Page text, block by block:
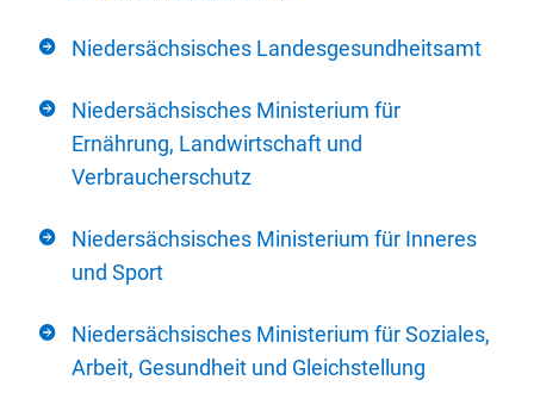
Niedersächsisches Landesgesundheitsamt
Niedersächsisches Ministerium für
Ernährung, Landwirtschaft und
Verbraucherschutz
Niedersächsisches Ministerium für Inneres
und Sport
Niedersächsisches Ministerium für Soziales,
Arbeit, Gesundheit und Gleichstellung